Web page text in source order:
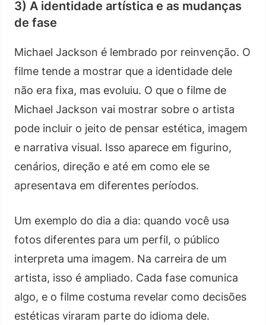
3) A identidade artística e as mudanças
de fase
Michael Jackson é lembrado por reinvenção. O
filme tende a mostrar que a identidade dele
não era fixa, mas evoluiu. O que o filme de
Michael Jackson vai mostrar sobre o artista
pode incluir o jeito de pensar estética, imagem
e narrativa visual. Isso aparece em figurino,
cenários, direção e até em como ele se
apresentava em diferentes períodos.
Um exemplo do dia a dia: quando você usa
fotos diferentes para um perfil, o público
interpreta uma imagem. Na carreira de um
artista, isso é ampliado. Cada fase comunica
algo, e o filme costuma revelar como decisões
estéticas viraram parte do idioma dele.